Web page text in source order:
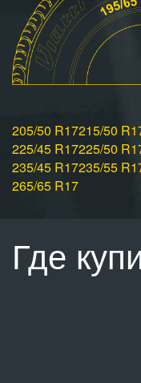
205/50 R17215/50
225/45 R17225/50
235/45 R17235/55
265/65 R17
Где